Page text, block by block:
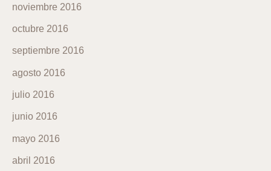
noviembre 2016
octubre 2016
septiembre 2016
agosto 2016
julio 2016
junio 2016
mayo 2016
abril 2016